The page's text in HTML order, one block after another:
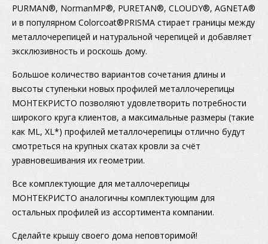
PURMAN®, NormanMP®, PURETAN®, CLOUDY®, AGNETA®
и в популярном Colorcoat®PRISMA стирает границы между
металлочерепицей и натуральной черепицей и добавляет
эксклюзивность и роскошь дому.
Большое количество вариантов сочетания длины и
высоты ступеньки новых профилей металлочерепицы
МОНТЕКРИСТО позволяют удовлетворить потребности
широкого круга клиентов, а максимальные размеры (такие
как МL, XL*) профилей металлочерепицы отлично будут
смотреться на крупных скатах кровли за счёт
уравновешивания их геометрии.
Все комплектующие для металлочерепицы
МОНТЕКРИСТО аналогичны комплектующим для
остальных профилей из ассортимента компании.
Сделайте крышу своего дома неповторимой!